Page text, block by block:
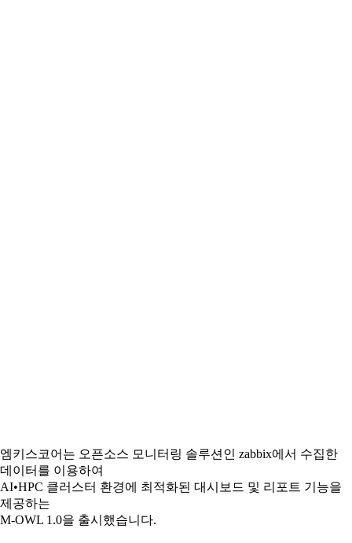
엠키스코어는 오픈소스 모니터링 솔루션인 zabbix에서 수집한
데이터를 이용하여
AI•HPC 클러스터 환경에 최적화된 대시보드 및 리포트 기능을
제공하는
M-OWL 1.0을 출시했습니다.